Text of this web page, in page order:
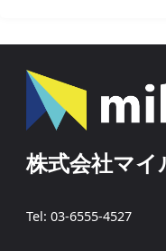
株式会社マ
Tel: 03-6555-4527